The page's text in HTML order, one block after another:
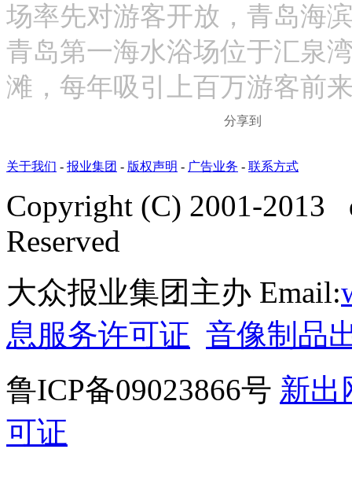
场率先对游客开放，青岛海
青岛第一海水浴场位于汇泉
滩，每年吸引上百万游客前
分享到
关于我们 - 报业集团 - 版权声明 - 广告业务 - 联系方式
Copyright (C) 2001-2013
Reserved
大众报业集团主办 Email:
息服务许可证 音像制品
鲁ICP备09023866号 新出
可证